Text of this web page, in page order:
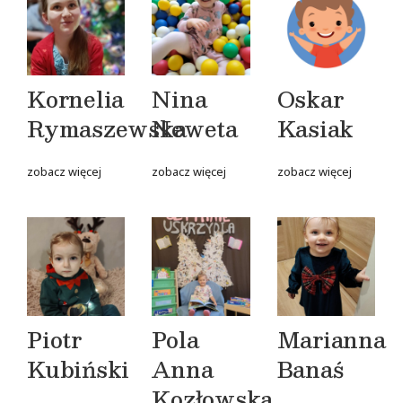
Kornelia
Rymaszewska
zobacz więcej
Nina
Neweta
zobacz więcej
Oskar
Kasiak
zobacz więcej
Piotr
Kubiński
Pola
Anna
Marianna
Banaś